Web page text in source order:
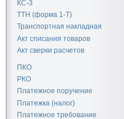
КС-3
ТТН (форма 1-Т)
Транспортная накладная
Акт списания товаров
Акт сверки расчетов
ПКО
РКО
Платежное поручение
Платежка (налог)
Платежное требование